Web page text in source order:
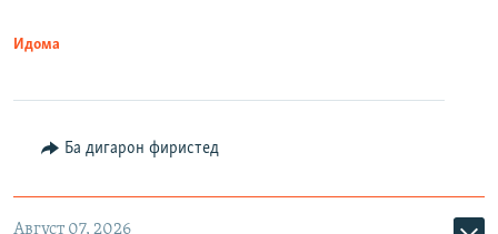
Идома
Ба дигарон фиристед
Август 07, 2026